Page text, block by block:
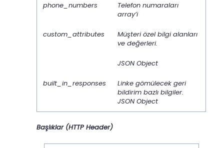
phone_numbers
Telefon numaraları
array’i
custom_attributes
Müşteri özel bilgi alanları
ve değerleri.
JSON Object
built_in_responses
Linke gömülecek geri
bildirim bazlı bilgiler.
JSON Object
Başlıklar (HTTP Header)